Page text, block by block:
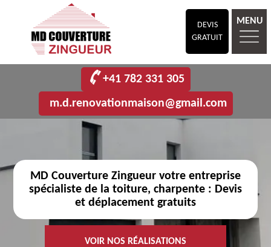
DEVIS
GRATUIT
MENU
+41 782 331 305
m.d.renovationmaison@gmail.com
MD Couverture Zingueur votre entreprise
spécialiste de la toiture, charpente : Devis
et déplacement gratuits
VOIR NOS RÉALISATIONS